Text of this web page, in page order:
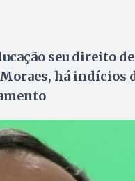
seu direito
há indícios